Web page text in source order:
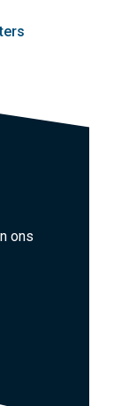
ons